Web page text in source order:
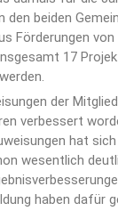
den beiden
Förderungen von
17
der
verbessert
hat
wesentlich
haben dafür